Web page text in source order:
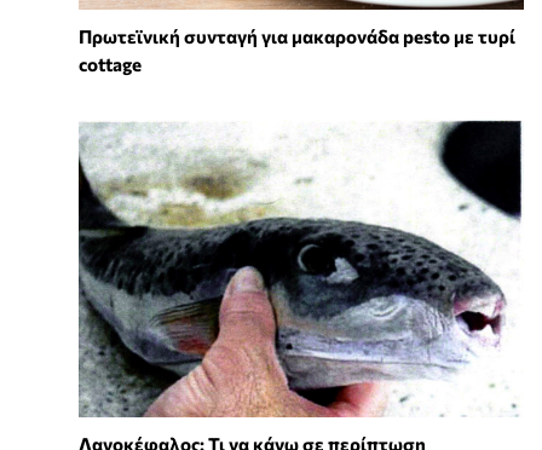
Πρωτεϊνική συνταγή για μακαρονάδα pesto με τυρί
cottage
Λαγοκέφαλος: Τι να κάνω σε περίπτωση